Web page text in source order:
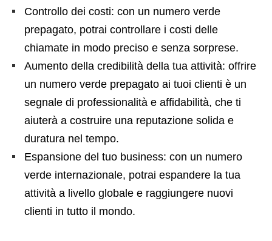
Controllo dei costi: con un numero verde
prepagato, potrai controllare i costi delle
chiamate in modo preciso e senza sorprese.
Aumento della credibilità della tua attività: offrire
un numero verde prepagato ai tuoi clienti è un
segnale di professionalità e affidabilità, che ti
aiuterà a costruire una reputazione solida e
duratura nel tempo.
Espansione del tuo business: con un numero
verde internazionale, potrai espandere la tua
attività a livello globale e raggiungere nuovi
clienti in tutto il mondo.